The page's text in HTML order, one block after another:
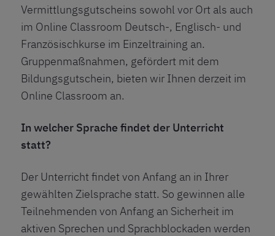
Vermittlungsgutscheins sowohl vor Ort als auch
im Online Classroom Deutsch-, Englisch- und
Französischkurse im Einzeltraining an.
Gruppenmaßnahmen, gefördert mit dem
Bildungsgutschein, bieten wir Ihnen derzeit im
Online Classroom an.
In welcher Sprache findet der Unterricht
statt?
Der Unterricht findet von Anfang an in Ihrer
gewählten Zielsprache statt. So gewinnen alle
Teilnehmenden von Anfang an Sicherheit im
aktiven Sprechen und Sprachblockaden werden